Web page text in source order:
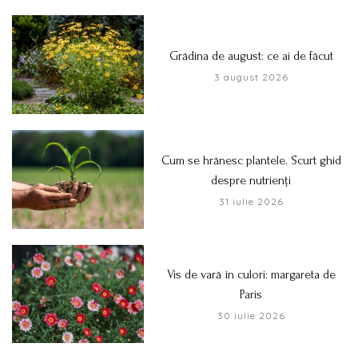
Grădina de august: ce ai de făcut
3 august 2026
Cum se hrănesc plantele. Scurt ghid
despre nutrienți
31 iulie 2026
Vis de vară în culori: margareta de
Paris
30 iulie 2026